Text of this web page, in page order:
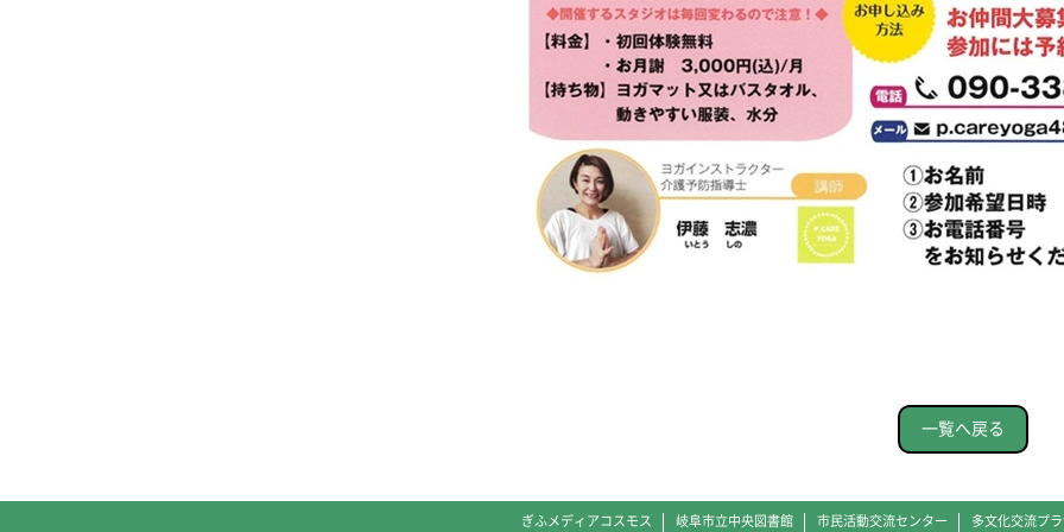
一覧へ戻る
ぎふメディアコスモス 岐阜市立中央図書館 市民活動交流センター 多文化交流プ